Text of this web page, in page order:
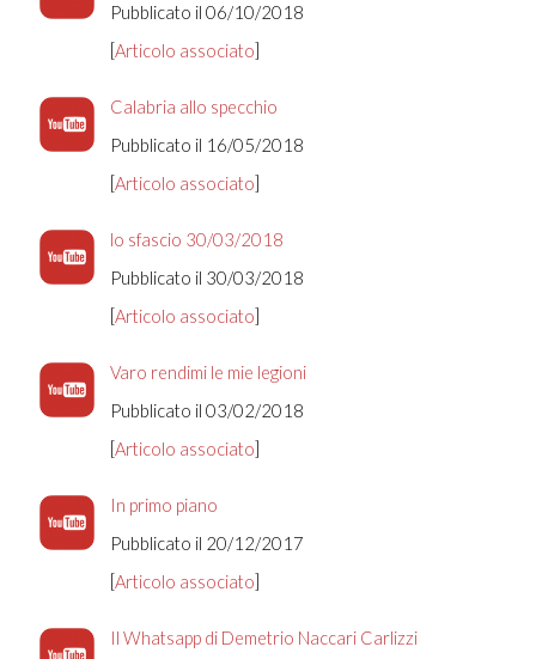
Pubblicato il 06/10/2018
[Articolo associato]
Calabria allo specchio
Pubblicato il 16/05/2018
[Articolo associato]
lo sfascio 30/03/2018
Pubblicato il 30/03/2018
[Articolo associato]
Varo rendimi le mie legioni
Pubblicato il 03/02/2018
[Articolo associato]
In primo piano
Pubblicato il 20/12/2017
[Articolo associato]
Il Whatsapp di Demetrio Naccari Carlizzi